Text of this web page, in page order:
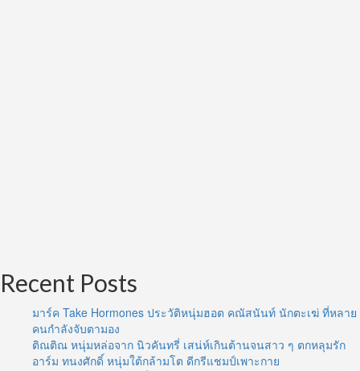
Recent Posts
มาร์ค Take Hormones ประวัติหนุ่มฮอต คณัสนันท์ นักตะเฆ่ ที่หลาย
คนกำลังจับตามอง
ติณติณ หนุ่มหล่อจาก นิวคันทรี่ เสน่ห์เกินต้านจนสาว ๆ ตกหลุมรัก
อาร์ม ทนงศักดิ์ หนุ่มใต้กล้ามโต ดีกรีแชมป์เพาะกาย